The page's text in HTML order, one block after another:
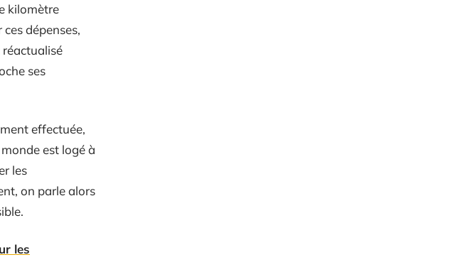
kilomètre
dépenses,
ses
effectuée,
est logé à
les
on parle alors
les